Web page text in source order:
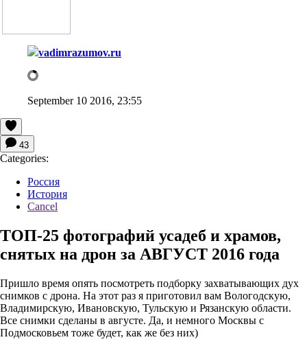
vadimrazumov.ru
September 10 2016, 23:55
43
Categories:
Россия
История
Cancel
ТОП-25 фотографий усадеб и храмов,
снятых на дрон за АВГУСТ 2016 года
Пришло время опять посмотреть подборку захватывающих дух
снимков с дрона. На этот раз я приготовил вам Вологодскую,
Владимирскую, Ивановскую, Тульскую и Рязанскую области.
Все снимки сделаны в августе. Да, и немного Москвы с
Подмосковьем тоже будет, как же без них)